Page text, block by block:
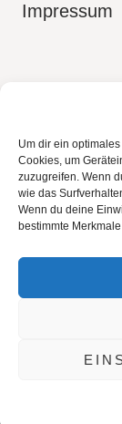
Um dir ein
Cookies, um
zuzugreifen. Wenn
wie das
Wenn du deine
bestimmte
Impressum